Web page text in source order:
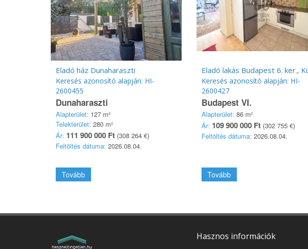
Eladó ház Dunaharaszti
Keresés azonosító alapján: HI-
2600455
Dunaharaszti
Alapterület: 127 m²
Telekterület: 280 m²
Ár: 111 900 000 Ft (308 264 €)
Feltöltés dátuma: 2026.08.04.
Tovább
Keresés azonosító alapján: HI-
2600427
Budapest VI.
Alapterület: 86 m²
Ár: 109 900 000 Ft(302 755 €)
Feltöltés dátuma: 2026.08.04.
Tovább
Hasznos információk